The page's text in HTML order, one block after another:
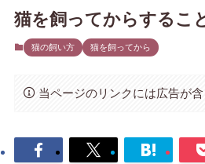
猫を飼ってからするこ
猫の飼い方 猫を飼ってから
当ページのリンクには広告が含